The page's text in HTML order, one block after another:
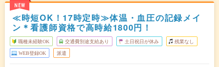
NEW
≪時短OK！17時定時≫体温・血圧の記録メイ
ン＊看護師資格で高時給1800円！
職種未経験OK 交通費別途支給あり 土日祝日が休み 残業なし
WEB登録OK 派遣